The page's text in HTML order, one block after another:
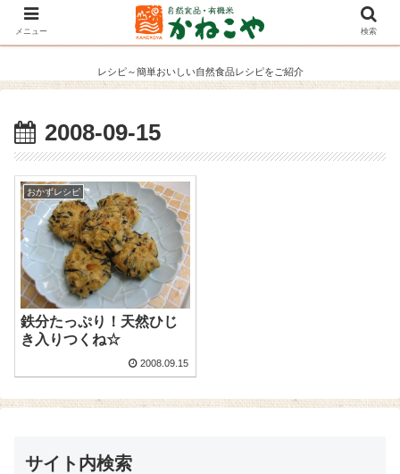
レシピ～簡単おいしい自然食品レシピをご紹介
2008-09-15
おかずレシピ
鉄分たっぷり！天然ひじ
き入りつくね☆
2008.09.15
サイト内検索
メニュー 検索